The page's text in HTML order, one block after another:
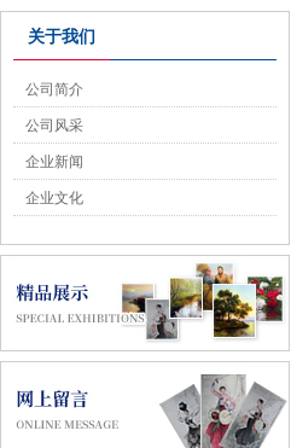
关于我们
公司简介
公司风采
企业新闻
企业文化